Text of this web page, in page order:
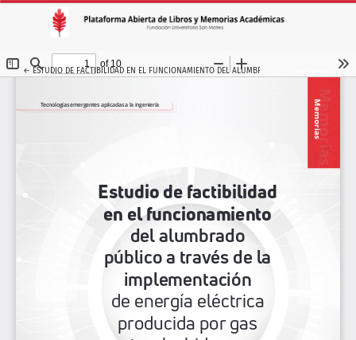
← VOLVER A LOS DETALLES DEL ARTÍCULO
ESTUDIO DE FACTIBILIDAD EN EL FUNCIONAMIENTO DEL ALUMBRADO PÚBLICO A